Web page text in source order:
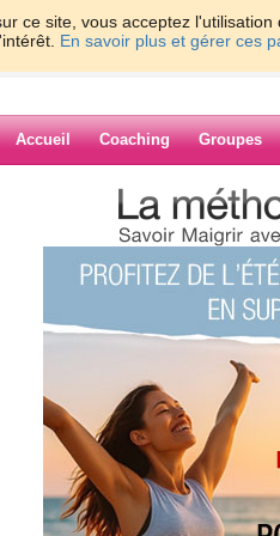
ce site, vous acceptez
En savoir plus et gérer ces
Accueil Coaching Groupes
> BenoitNeuville
de
21 - 30 31 - 37
‹ Préc. 1 2 3 4 5
Premier objectif
publié le 17/01/2011 à 20:12